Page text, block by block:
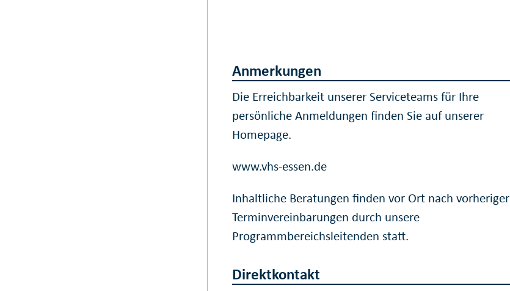
Anmerkungen
Die Erreichbarkeit unserer Serviceteams für Ihre
persönliche Anmeldungen finden Sie auf unserer
Homepage.
www.vhs-essen.de
Inhaltliche Beratungen finden vor Ort nach vorheriger
Terminvereinbarungen durch unsere
Programmbereichsleitenden statt.
Direktkontakt